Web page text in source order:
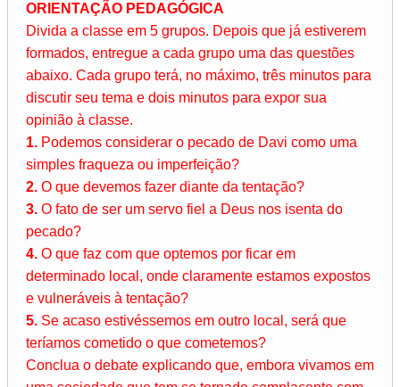
ORIENTAÇÃO PEDAGÓGICA
Divida a classe em 5 grupos. Depois que já estiverem
formados, entregue a cada grupo uma das questões
abaixo. Cada grupo terá, no máximo, três minutos para
discutir seu tema e dois minutos para expor sua
opinião à classe.
1. Podemos considerar o pecado de Davi como uma
simples fraqueza ou imperfeição?
2. O que devemos fazer diante da tentação?
3. O fato de ser um servo fiel a Deus nos isenta do
pecado?
4. O que faz com que optemos por ficar em
determinado local, onde claramente estamos expostos
e vulneráveis à tentação?
5. Se acaso estivéssemos em outro local, será que
teríamos cometido o que cometemos?
Conclua o debate explicando que, embora vivamos em